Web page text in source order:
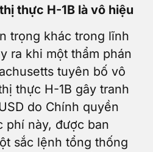
thực H-1B là vô hiệu
trọng khác trong lĩnh
ra khi một thẩm phán
tuyên bố vô
thực H-1B gây tranh
do Chính quyền
phí này, được ban
sắc lệnh tổng thống